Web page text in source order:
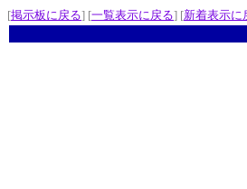
[掲示板に戻る] [一覧表示に戻る] [新着表示に